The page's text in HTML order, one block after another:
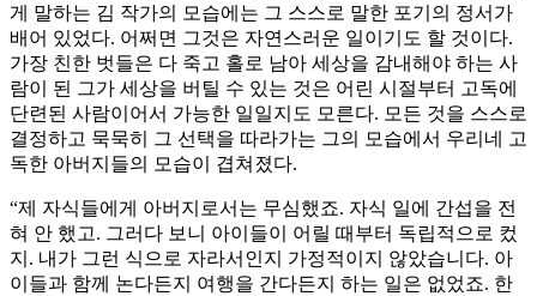
게 말하는 김 작가의 모습에는 그 스스로 말한 포기의 정서가
배어 있었다. 어쩌면 그것은 자연스러운 일이기도 할 것이다.
가장 친한 벗들은 다 죽고 홀로 남아 세상을 감내해야 하는 사
람이 된 그가 세상을 버틸 수 있는 것은 어린 시절부터 고독에
단련된 사람이어서 가능한 일일지도 모른다. 모든 것을 스스로
결정하고 묵묵히 그 선택을 따라가는 그의 모습에서 우리네 고
독한 아버지들의 모습이 겹쳐졌다.
“제 자식들에게 아버지로서는 무심했죠. 자식 일에 간섭을 전
혀 안 했고. 그러다 보니 아이들이 어릴 때부터 독립적으로 컸
지. 내가 그런 식으로 자라서인지 가정적이지 않았습니다. 아
이들과 함께 논다든지 여행을 간다든지 하는 일은 없었죠. 한